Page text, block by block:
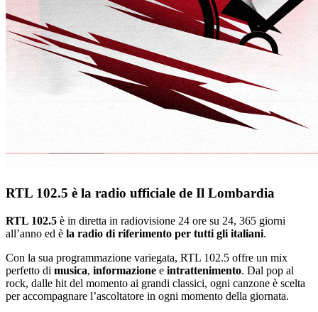
RTL 102.5 è la radio ufficiale de Il Lombardia
RTL 102.5 è in diretta in radiovisione 24 ore su 24, 365 giorni
all’anno ed è la radio di riferimento per tutti gli italiani.
Con la sua programmazione variegata, RTL 102.5 offre un mix
perfetto di musica, informazione e intrattenimento. Dal pop al
rock, dalle hit del momento ai grandi classici, ogni canzone è scelta
per accompagnare l’ascoltatore in ogni momento della giornata.